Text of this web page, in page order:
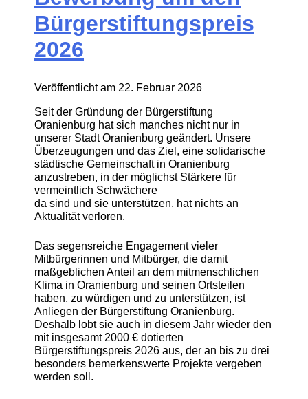
Bürgerstiftungspreis
2026
Veröffentlicht am 22. Februar 2026
Seit der Gründung der Bürgerstiftung
Oranienburg hat sich manches nicht nur in
unserer Stadt Oranienburg geändert. Unsere
Überzeugungen und das Ziel, eine solidarische
städtische Gemeinschaft in Oranienburg
anzustreben, in der möglichst Stärkere für
vermeintlich Schwächere
da sind und sie unterstützen, hat nichts an
Aktualität verloren.
Das segensreiche Engagement vieler
Mitbürgerinnen und Mitbürger, die damit
maßgeblichen Anteil an dem mitmenschlichen
Klima in Oranienburg und seinen Ortsteilen
haben, zu würdigen und zu unterstützen, ist
Anliegen der Bürgerstiftung Oranienburg.
Deshalb lobt sie auch in diesem Jahr wieder den
mit insgesamt 2000 € dotierten
Bürgerstiftungspreis 2026 aus, der an bis zu drei
besonders bemerkenswerte Projekte vergeben
werden soll.